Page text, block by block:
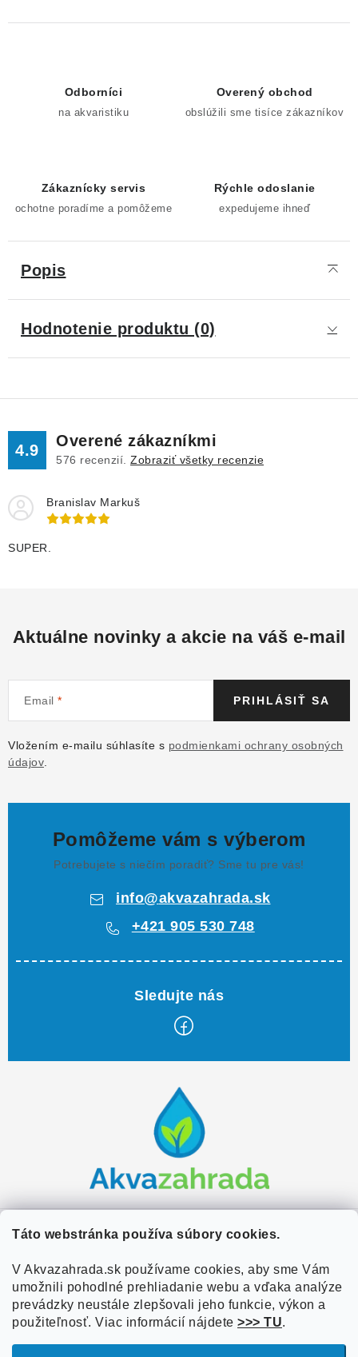
Táto webstránka používa súbory cookies.
V Akvazahrada.sk používame cookies, aby sme Vám
umožnili pohodlné prehliadanie webu a vďaka analýze
prevádzky neustále zlepšovali jeho funkcie, výkon a
použiteľnosť. Viac informácií nájdete >>> TU.
Odborníci
na akvaristiku
Overený obchod
obslúžili sme tisíce zákazníkov
Zákaznícky servis
ochotne poradíme a pomôžeme
Rýchle odoslanie
expedujeme ihneď
Popis
Hodnotenie produktu (0)
4.9
Overené zákazníkmi
576 recenzií. Zobraziť všetky recenzie
Branislav Markuš
SUPER.
Aktuálne novinky a akcie na váš e-mail
Email
Vložením e-mailu súhlasíte s podmienkami ochrany osobných
údajov
PRIHLÁSIŤ SA
Pomôžeme vám s výberom
Potrebujete s niečím poradiť? Sme tu pre vás!
info@akvazahrada.sk
+421 905 530 748
e
Zákaznícky servis
Doprava a platba
Obchodné podmienky
Užitočné informácie
O nás
Referencie
Overené zákazníkmi